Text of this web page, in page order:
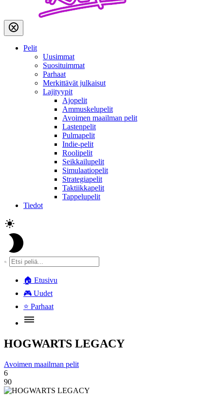
Pelit
Uusimmat
Suosituimmat
Parhaat
Merkittävät julkaisut
Lajityypit
Ajopelit
Ammuskelupelit
Avoimen maailman pelit
Lastenpelit
Pulmapelit
Indie-pelit
Roolipelit
Seikkailupelit
Simulaatiopelit
Strategiapelit
Taktiikkapelit
Tappelupelit
Tiedot
🏠 Etusivu
🎮 Uudet
⭐ Parhaat
HOGWARTS LEGACY
Avoimen maailman pelit
6
90